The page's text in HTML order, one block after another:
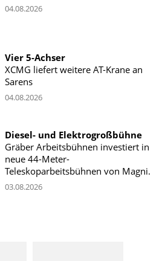
04.08.2026
Vier 5-Achser
XCMG liefert weitere AT-Krane an
Sarens
04.08.2026
Diesel- und Elektrogroßbühne
Gräber Arbeitsbühnen investiert in
neue 44-Meter-
Teleskoparbeitsbühnen von Magni.
03.08.2026